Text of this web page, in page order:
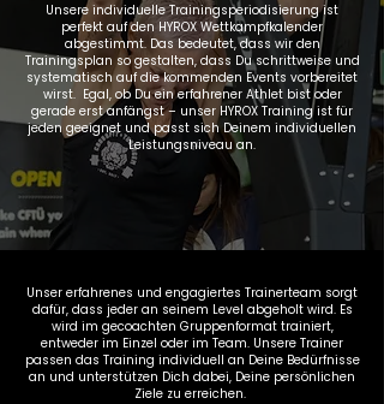
Unsere individuelle Trainingsperiodisierung ist
perfekt auf den HYROX Wettkampfkalender
abgestimmt. Das bedeutet, dass wir den
Trainingsplan so gestalten, dass Du schrittweise und
systematisch auf die kommenden Events vorbereitet
wirst. Egal, ob Du ein erfahrener Athlet bist oder
gerade erst anfängst – unser HYROX Training ist für
jeden geeignet und passt sich Deinem individuellen
Leistungsniveau an.
Unser erfahrenes und engagiertes Trainerteam sorgt
dafür, dass jeder an seinem Level abgeholt wird. Es
wird im gecoachten Gruppenformat trainiert,
entweder im Einzel oder im Team. Unsere Trainer
passen das Training individuell an Deine Bedürfnisse
an und unterstützen Dich dabei, Deine persönlichen
Ziele zu erreichen.